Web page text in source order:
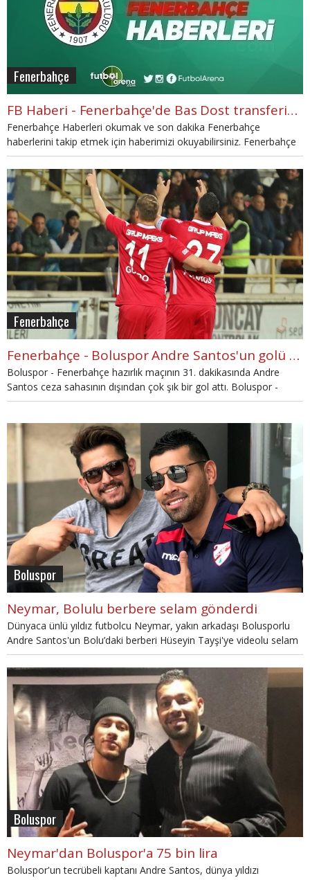
Fenerbahçe
FB Haberi - Fenerbahçe'de Bas Dost transferinde son durum (5 Temmuz Perşemne)
Fenerbahçe Haberleri okumak ve son dakika Fenerbahçe
haberlerini takip etmek için haberimizi okuyabilirsiniz. Fenerbahçe
puan durumu, maçları, fikstürü ve birçok bilgi FutbolArena'da.
Fenerbahçe
Fenerbahçe - Boluspor Andre Santos'un golü (İZLE)
Boluspor - Fenerbahçe hazırlık maçının 31. dakikasında Andre
Santos ceza sahasının dışından çok şık bir gol attı. Boluspor -
Fenerbahçe maçı Andre Santos'un golünü haberimizden izleyin.
Boluspor
Neymar, Bolulu berbere selam gönderdi
Dünyaca ünlü yıldız futbolcu Neymar, yakın arkadaşı Bolusporlu
Andre Santos'un Bolu’daki berberi Hüseyin Tayşi'ye videolu selam
gönderdi.
Boluspor
Neymar'dan Boluspor'a 75 bin lira
Boluspor'un tecrübeli kaptanı Andre Santos, dünya yıldızı